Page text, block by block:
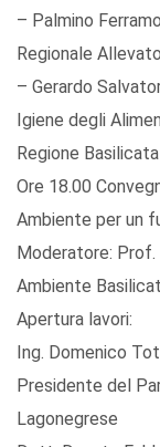
– Palmino
Regionale
– Gerardo
Igiene degli
Regione Basilicata
Ore 18.00
Ambiente per un
Moderatore:
Ambiente
Apertura lavori:
Ing. Domenico
Presidente del
Lagonegrese